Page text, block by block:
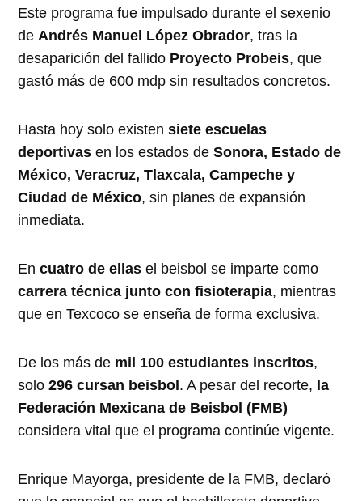
Este programa fue impulsado durante el sexenio
de Andrés Manuel López Obrador, tras la
desaparición del fallido Proyecto Probeis, que
gastó más de 600 mdp sin resultados concretos.
Hasta hoy solo existensiete escuelas
deportivas en los estados deSonora, Estado de
México, Veracruz, Tlaxcala, Campeche y
Ciudad de México, sin planes de expansión
inmediata.
Encuatro de ellas el beisbol se imparte como
carrera técnica junto con fisioterapia, mientras
que en Texcoco se enseña de forma exclusiva.
De los más de mil 100 estudiantes inscritos,
solo296 cursan beisbol. A pesar del recorte, la
Federación Mexicana de Beisbol (FMB)
considera vital que el programa continúe vigente.
Enrique Mayorga, presidente de la FMB, declaró